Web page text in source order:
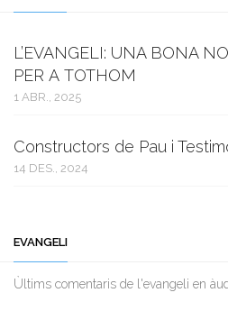
L’EVANGELI: UNA BONA
PER A TOTHOM
1 ABR., 2025
Constructors de Pau i
14 DES., 2024
EVANGELI
Ùltims comentaris de l'evangeli en